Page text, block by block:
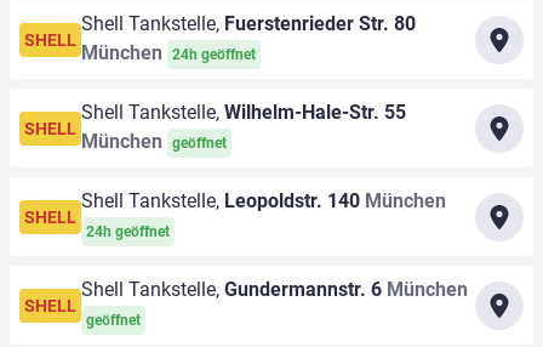
SHELL
Shell Tankstelle, Fuerstenrieder Str. 80
München
24h geöffnet
SHELL
Shell Tankstelle, Wilhelm-Hale-Str. 55
München
geöffnet
SHELL
Shell Tankstelle, Leopoldstr. 140 München
24h geöffnet
SHELL
Shell Tankstelle, Gundermannstr. 6 München
geöffnet